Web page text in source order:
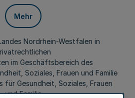
Mehr
Nordrhein-Westfalen in
im Geschäftsbereich des
Soziales, Frauen und Familie
für Gesundheit, Soziales, Frauen
und Familie